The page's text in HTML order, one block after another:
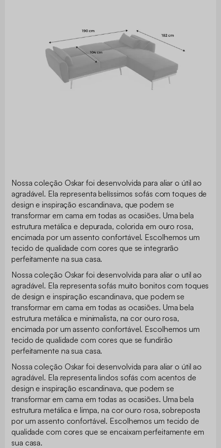
Nossa coleção Oskar foi desenvolvida para aliar o útil ao
agradável. Ela representa belíssimos sofás com toques de
design e inspiração escandinava, que podem se
transformar em cama em todas as ocasiões. Uma bela
estrutura metálica e depurada, colorida em ouro rosa,
encimada por um assento confortável. Escolhemos um
tecido de qualidade com cores que se integrarão
perfeitamente na sua casa.
Nossa coleção Oskar foi desenvolvida para aliar o util ao
agradável. Ela representa sofás muito bonitos com toques
de design e inspiração escandinava, que podem se
transformar em cama em todas as ocasiões. Uma bela
estrutura metálica e minimalista, na cor ouro rosa,
encimada por um assento confortável. Escolhemos um
tecido de qualidade com cores que se fundirão
perfeitamente na sua casa.
Nossa coleção Oskar foi desenvolvida para aliar o útil ao
agradável. Ela representa lindos sofás com acentos de
design e inspiração escandinava, que podem se
transformar em cama em todas as ocasiões. Uma bela
estrutura metálica e limpa, na cor ouro rosa, sobreposta
por um assento confortável. Escolhemos um tecido de
qualidade com cores que se encaixam perfeitamente em
sua casa.